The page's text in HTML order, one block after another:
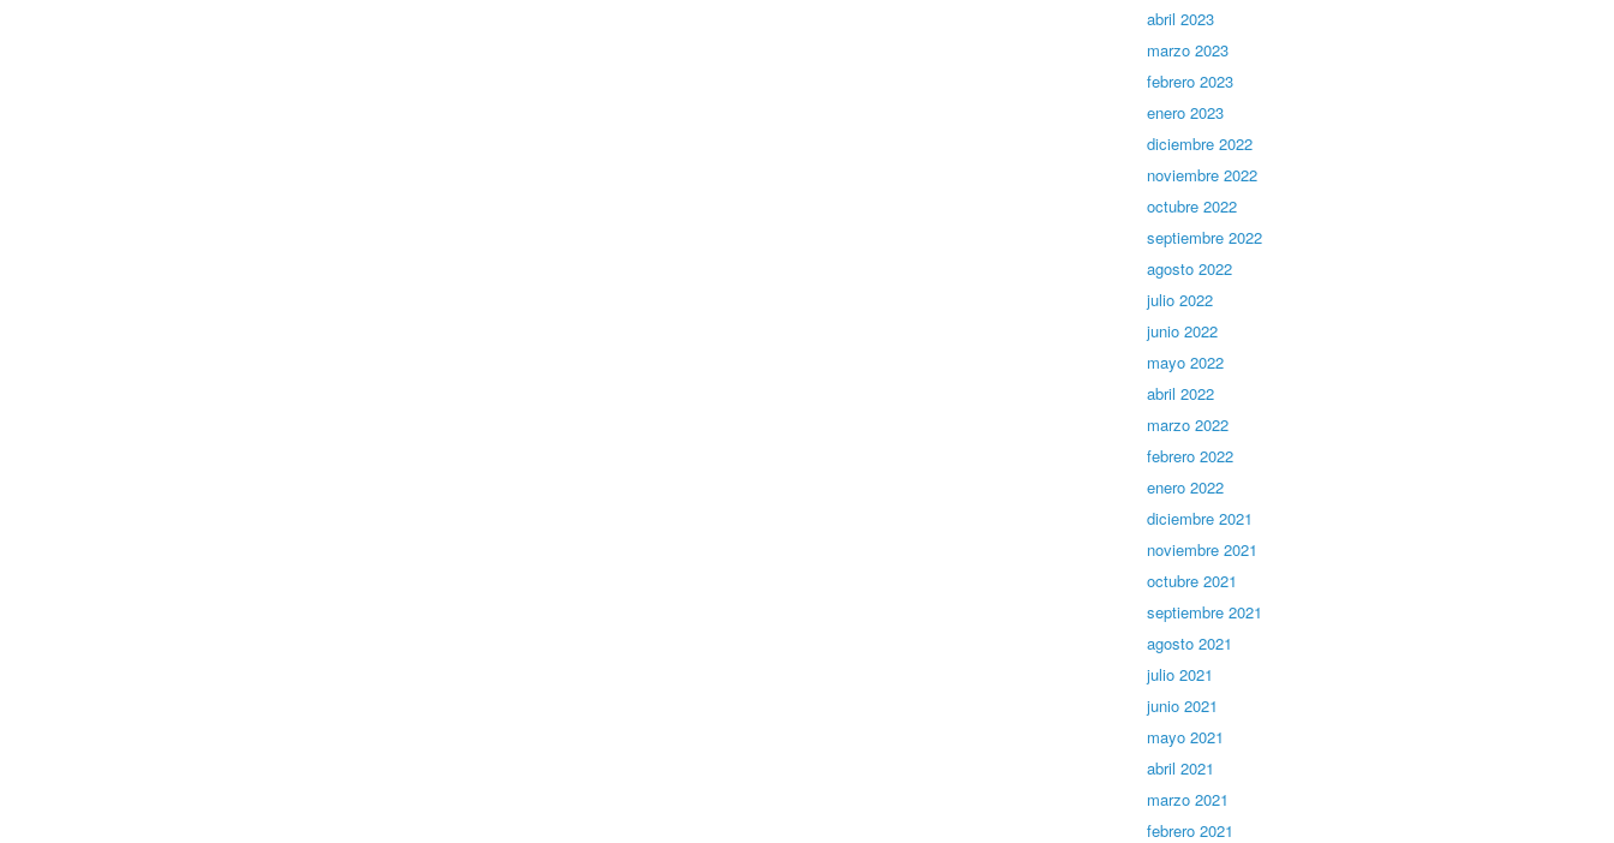
abril 2023
marzo 2023
febrero 2023
enero 2023
diciembre 2022
noviembre 2022
octubre 2022
septiembre 2022
agosto 2022
julio 2022
junio 2022
mayo 2022
abril 2022
marzo 2022
febrero 2022
enero 2022
diciembre 2021
noviembre 2021
octubre 2021
septiembre 2021
agosto 2021
julio 2021
junio 2021
mayo 2021
abril 2021
marzo 2021
febrero 2021